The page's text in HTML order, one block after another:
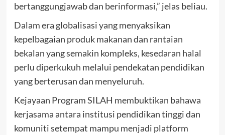
bertanggungjawab dan berinformasi,” jelas beliau.
Dalam era globalisasi yang menyaksikan
kepelbagaian produk makanan dan rantaian
bekalan yang semakin kompleks, kesedaran halal
perlu diperkukuh melalui pendekatan pendidikan
yang berterusan dan menyeluruh.
Kejayaan Program SILAH membuktikan bahawa
kerjasama antara institusi pendidikan tinggi dan
komuniti setempat mampu menjadi platform